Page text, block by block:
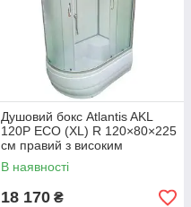
Душовий бокс Atlantis AKL
120P ECO (XL) R 120×80×225
см правий з високим
піддоном, тропічним душем,
матовим склом
В наявності
18 170 ₴